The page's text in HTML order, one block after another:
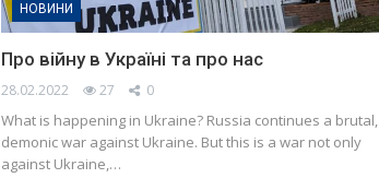
НОВИНИ
Про війну в Україні та про нас
28.02.2022 27 0
What is happening in Ukraine? Russia continues a brutal,
demonic war against Ukraine. But this is a war not only
against Ukraine,…